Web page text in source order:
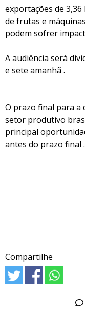
exportações de
de frutas e
podem sofrer
A audiência será
e sete amanhã .
O prazo final para a
setor produtivo
principal
antes do prazo final .
Compartilhe